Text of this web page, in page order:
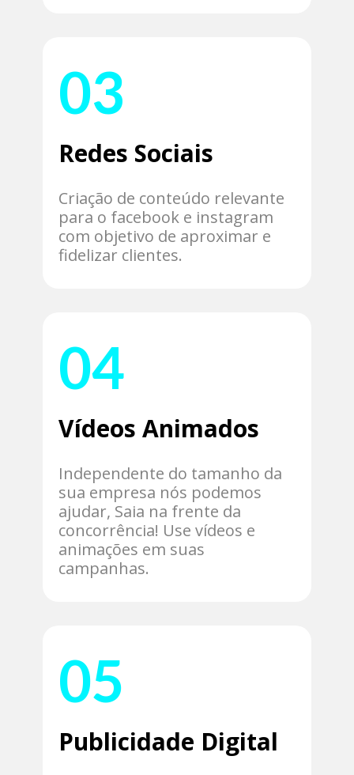
03
Redes Sociais
Criação de conteúdo relevante
para o facebook e instagram
com objetivo de aproximar e
fidelizar clientes.
04
Vídeos Animados
Independente do tamanho da
sua empresa nós podemos
ajudar, Saia na frente da
concorrência! Use vídeos e
animações em suas
campanhas.
05
Publicidade Digital